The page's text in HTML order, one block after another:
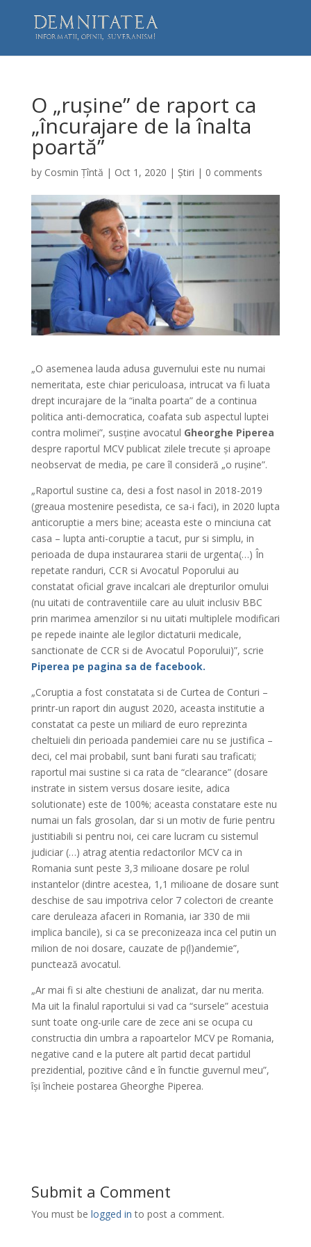
O „rușine” de raport ca
„încurajare de la înalta
poartă”
by Cosmin Țîntă | Oct 1, 2020 | Știri | 0 comments
„O asemenea lauda adusa guvernului este nu numai
nemeritata, este chiar periculoasa, intrucat va fi luata
drept incurajare de la “inalta poarta” de a continua
politica anti-democratica, coafata sub aspectul luptei
contra molimei”, susține avocatul Gheorghe Piperea
despre raportul MCV publicat zilele trecute și aproape
neobservat de media, pe care îl consideră „o rușine”.
„Raportul sustine ca, desi a fost nasol in 2018-2019
(greaua mostenire pesedista, ce sa-i faci), in 2020 lupta
anticoruptie a mers bine; aceasta este o minciuna cat
casa – lupta anti-coruptie a tacut, pur si simplu, in
perioada de dupa instaurarea starii de urgenta(…) În
repetate randuri, CCR si Avocatul Poporului au
constatat oficial grave incalcari ale drepturilor omului
(nu uitati de contraventiile care au uluit inclusiv BBC
prin marimea amenzilor si nu uitati multiplele modificari
pe repede inainte ale legilor dictaturii medicale,
sanctionate de CCR si de Avocatul Poporului)”, scrie
Piperea pe pagina sa de facebook.
„Coruptia a fost constatata si de Curtea de Conturi –
printr-un raport din august 2020, aceasta institutie a
constatat ca peste un miliard de euro reprezinta
cheltuieli din perioada pandemiei care nu se justifica –
deci, cel mai probabil, sunt bani furati sau traficati;
raportul mai sustine si ca rata de “clearance” (dosare
instrate in sistem versus dosare iesite, adica
solutionate) este de 100%; aceasta constatare este nu
numai un fals grosolan, dar si un motiv de furie pentru
justitiabili si pentru noi, cei care lucram cu sistemul
judiciar (…) atrag atentia redactorilor MCV ca in
Romania sunt peste 3,3 milioane dosare pe rolul
instantelor (dintre acestea, 1,1 milioane de dosare sunt
deschise de sau impotriva celor 7 colectori de creante
care deruleaza afaceri in Romania, iar 330 de mii
implica bancile), si ca se preconizeaza inca cel putin un
milion de noi dosare, cauzate de p(l)andemie”,
punctează avocatul.
„Ar mai fi si alte chestiuni de analizat, dar nu merita.
Ma uit la finalul raportului si vad ca “sursele” acestuia
sunt toate ong-urile care de zece ani se ocupa cu
constructia din umbra a rapoartelor MCV pe Romania,
negative cand e la putere alt partid decat partidul
prezidential, pozitive când e în functie guvernul meu”,
își încheie postarea Gheorghe Piperea.
Submit a Comment
You must be logged in to post a comment.